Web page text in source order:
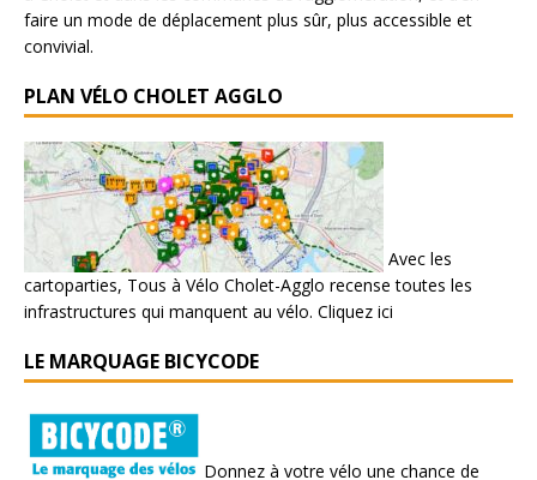
faire un mode de déplacement plus sûr, plus accessible et
convivial.
PLAN VÉLO CHOLET AGGLO
Avec les
cartoparties, Tous à Vélo Cholet-Agglo recense toutes les
infrastructures qui manquent au vélo. Cliquez ici
LE MARQUAGE BICYCODE
Donnez à votre vélo une chance de